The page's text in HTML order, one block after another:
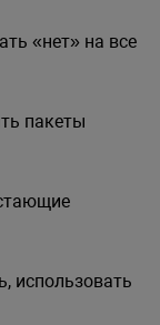
«нет» на все
пакеты
использовать